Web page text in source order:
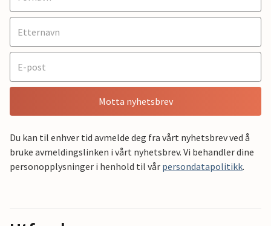
Motta nyhetsbrev
Du kan til enhver tid avmelde deg fra vårt nyhetsbrev ved å
bruke avmeldingslinken i vårt nyhetsbrev. Vi behandler dine
personopplysninger i henhold til vår persondatapolitikk.